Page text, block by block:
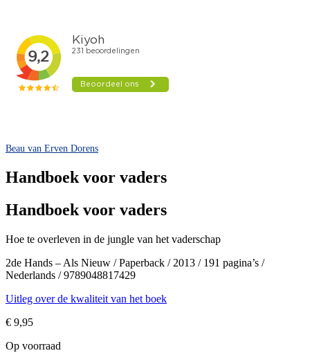
Beau van Erven Dorens
Handboek voor vaders
Handboek voor vaders
Hoe te overleven in de jungle van het vaderschap
2de Hands – Als Nieuw / Paperback / 2013 / 191 pagina’s /
Nederlands / 9789048817429
Uitleg over de kwaliteit van het boek
€ 9,95
Op voorraad